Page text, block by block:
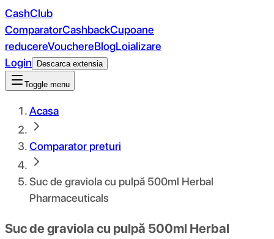
CashClub
ComparatorCashbackCupoane
reducereVouchereBlogLoializare
Login
Descarca extensia
Toggle menu
Acasa
Comparator preturi
Suc de graviola cu pulpă 500ml Herbal
Pharmaceuticals
Suc de graviola cu pulpă 500ml Herbal